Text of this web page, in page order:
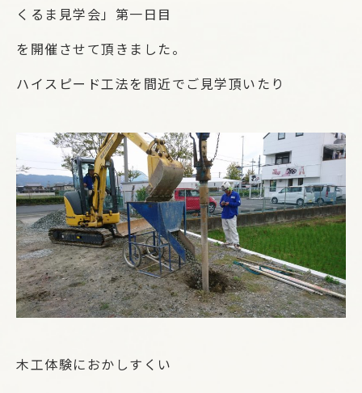
くるま見学会」第一日目
を開催させて頂きました。
ハイスピード工法を間近でご見学頂いたり
木工体験におかしすくい